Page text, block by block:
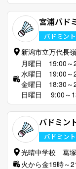
宮浦バド
バドミン
新潟市立万代長
月曜日 19:00～
水曜日 19:00～
金曜日 18:30～
日曜日 9:00～
バドミン
バドミン
光晴中学校 葛
火から金19時